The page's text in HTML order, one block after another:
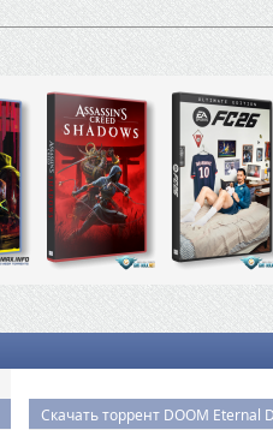
Скачать торрент DOOM Eternal